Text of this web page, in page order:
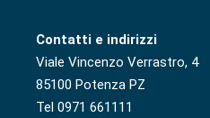
Contatti e indirizzi
Viale Vincenzo Verrastro, 4
85100 Potenza PZ
Tel 0971 661111